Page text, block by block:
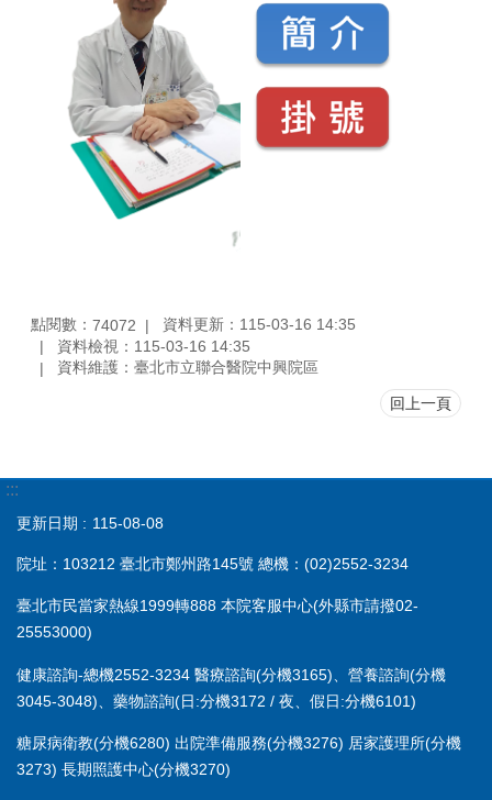
點閱數： 74072
資料更新：115-03-16 14:35
資料檢視：115-03-16 14:35
資料維護：臺北市立聯合醫院中興院區
回上一頁
:::
更新日期 115-08-08
院址：103212 臺北市鄭州路145號 總機：(02)2552-3234
臺北市民當家熱線1999轉888 本院客服中心(外縣市請撥02-
25553000)
健康諮詢-總機2552-3234 醫療諮詢(分機3165)、營養諮詢(分機
3045-3048)、藥物諮詢(日:分機3172 / 夜、假日:分機6101)
糖尿病衛教(分機6280) 出院準備服務(分機3276) 居家護理所(分機
3273) 長期照護中心(分機3270)